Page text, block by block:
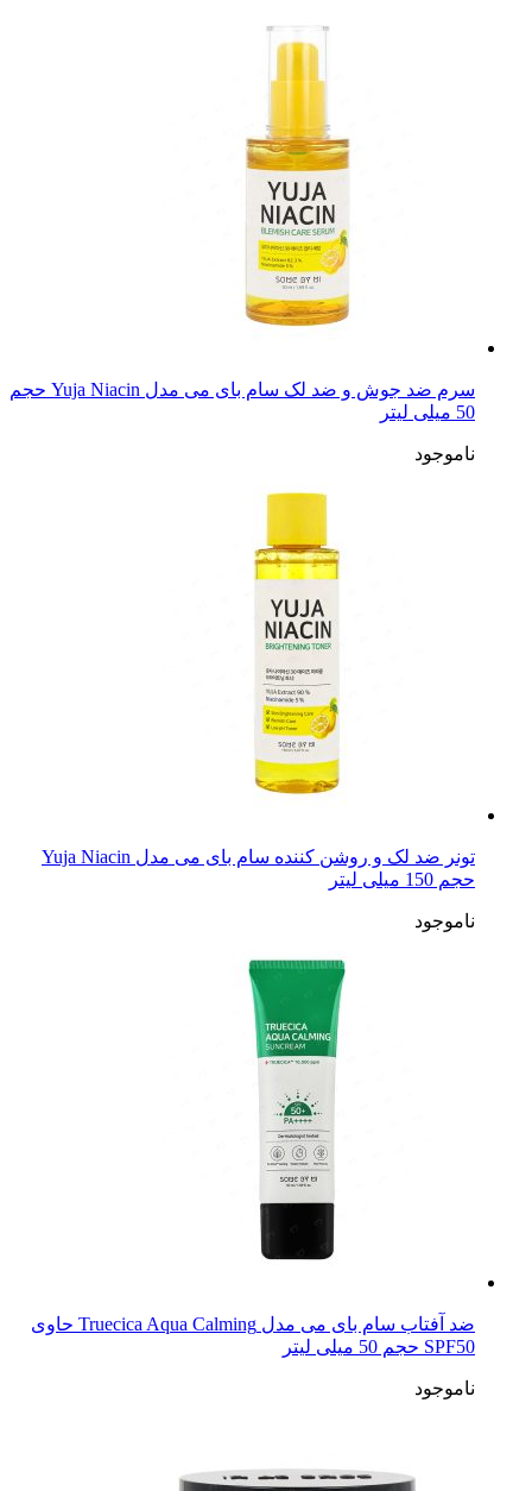
سرم ضد جوش و ضد لک سام بای می مدل Yuja Niacin حجم
50 میلی لیتر
ناموجود
تونر ضد لک و روشن کننده سام بای می مدل Yuja Niacin
حجم 150 میلی لیتر
ناموجود
ضد آفتاب سام بای می مدل Truecica Aqua Calming حاوی
SPF50 حجم 50 میلی لیتر
ناموجود